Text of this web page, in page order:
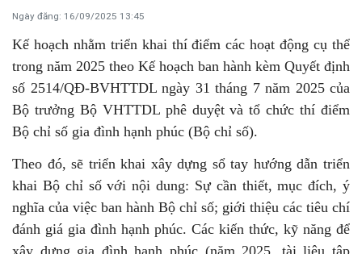
Ngày đăng: 16/09/2025 13:45
Kế hoạch nhằm triển khai thí điểm các hoạt động cụ thể
trong năm 2025 theo Kế hoạch ban hành kèm Quyết định
số 2514/QĐ-BVHTTDL ngày 31 tháng 7 năm 2025 của
Bộ trưởng Bộ VHTTDL phê duyệt và tổ chức thí điểm
Bộ chỉ số gia đình hạnh phúc (Bộ chỉ số).
Theo đó, sẽ triển khai xây dựng sổ tay hướng dẫn triển
khai Bộ chỉ số với nội dung: Sự cần thiết, mục đích, ý
nghĩa của việc ban hành Bộ chỉ số; giới thiệu các tiêu chí
đánh giá gia đình hạnh phúc. Các kiến thức, kỹ năng để
xây dựng gia đình hạnh phúc (năm 2025, tài liệu tập